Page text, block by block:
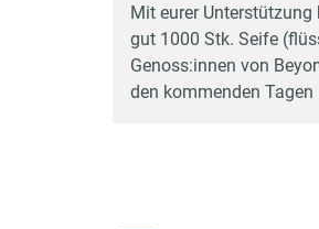
Mit eurer
gut 1000 Stk. Seife
Genoss:innen von
den kommenden Tagen